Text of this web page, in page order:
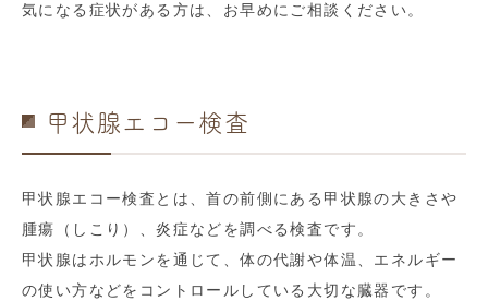
気になる症状がある方は、お早めにご相談ください。
甲状腺エコー検査
甲状腺エコー検査とは、首の前側にある甲状腺の大きさや
腫瘍（しこり）、炎症などを調べる検査です。
甲状腺はホルモンを通じて、体の代謝や体温、エネルギー
の使い方などをコントロールしている大切な臓器です。